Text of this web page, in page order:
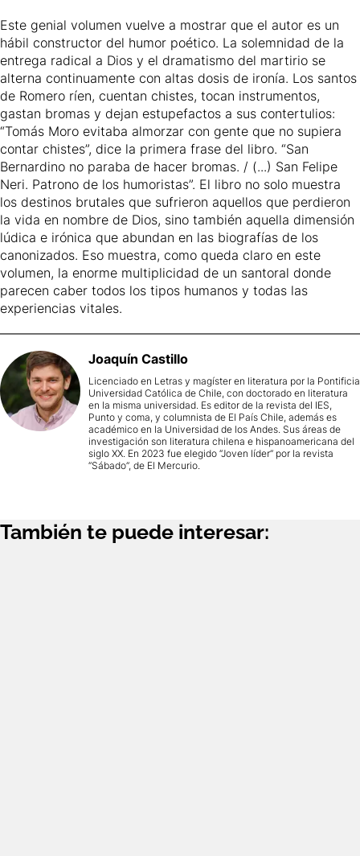
Este genial volumen vuelve a mostrar que el autor es un
hábil constructor del humor poético. La solemnidad de la
entrega radical a Dios y el dramatismo del martirio se
alterna continuamente con altas dosis de ironía. Los santos
de Romero ríen, cuentan chistes, tocan instrumentos,
gastan bromas y dejan estupefactos a sus contertulios:
“Tomás Moro evitaba almorzar con gente que no supiera
contar chistes”, dice la primera frase del libro. “San
Bernardino no paraba de hacer bromas. / (...) San Felipe
Neri. Patrono de los humoristas”. El libro no solo muestra
los destinos brutales que sufrieron aquellos que perdieron
la vida en nombre de Dios, sino también aquella dimensión
lúdica e irónica que abundan en las biografías de los
canonizados. Eso muestra, como queda claro en este
volumen, la enorme multiplicidad de un santoral donde
parecen caber todos los tipos humanos y todas las
experiencias vitales.
Joaquín Castillo
Licenciado en Letras y magíster en literatura por la Pontificia
Universidad Católica de Chile, con doctorado en literatura
en la misma universidad. Es editor de la revista del IES,
Punto y coma, y columnista de El País Chile, además es
académico en la Universidad de los Andes. Sus áreas de
investigación son literatura chilena e hispanoamericana del
siglo XX. En 2023 fue elegido “Joven líder” por la revista
“Sábado”, de El Mercurio.
También te puede interesar: